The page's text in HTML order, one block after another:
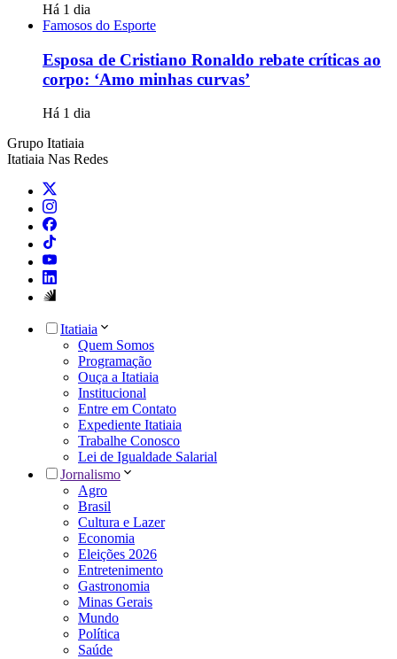
Há 1 dia
Famosos do Esporte
Esposa de Cristiano Ronaldo rebate críticas ao
corpo: ‘Amo minhas curvas’
Há 1 dia
Grupo Itatiaia
Itatiaia Nas Redes
Itatiaia
Quem Somos
Programação
Ouça a Itatiaia
Institucional
Entre em Contato
Expediente Itatiaia
Trabalhe Conosco
Lei de Igualdade Salarial
Jornalismo
Agro
Brasil
Cultura e Lazer
Economia
Eleições 2026
Entretenimento
Gastronomia
Minas Gerais
Mundo
Política
Saúde